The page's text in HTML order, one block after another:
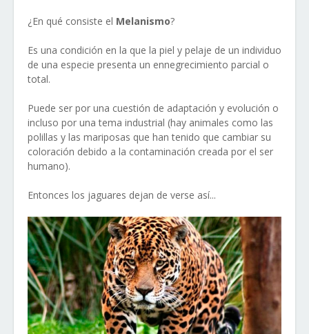
¿En qué consiste el Melanismo?
Es una condición en la que la piel y pelaje de un individuo
de una especie presenta un ennegrecimiento parcial o
total.
Puede ser por una cuestión de adaptación y evolución o
incluso por una tema industrial (hay animales como las
polillas y las mariposas que han tenido que cambiar su
coloración debido a la contaminación creada por el ser
humano).
Entonces los jaguares dejan de verse así...